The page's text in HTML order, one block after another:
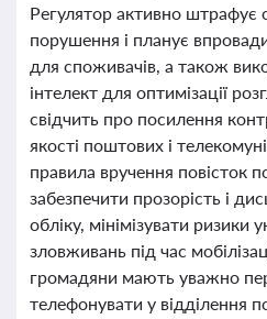
Регулятор активно штрафує
порушення і планує
для споживачів, а також
інтелект для оптимізації
свідчить про посилення
якості поштових і
правила вручення повісток
забезпечити прозорість і
обліку, мінімізувати ризики
зловживань під час
громадяни мають уважно
телефонувати у відділення